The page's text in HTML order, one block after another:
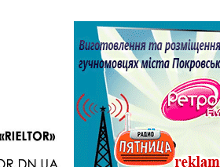
Холокост